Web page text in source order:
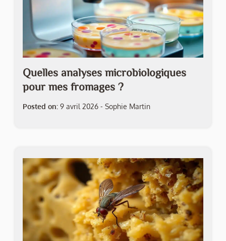
Quelles analyses microbiologiques
pour mes fromages ?
Posted on: 9 avril 2026 - Sophie Martin